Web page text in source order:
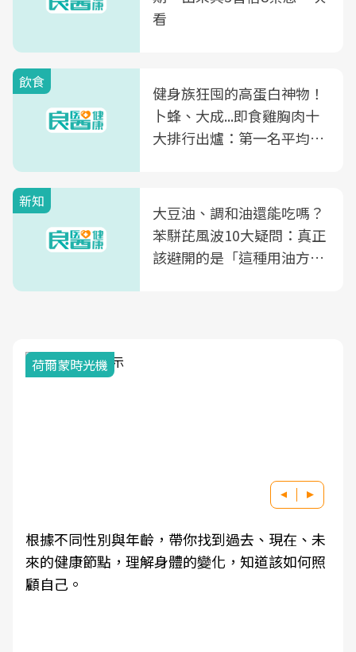
看
飲食
健身族狂囤的高蛋白神物！
卜蜂、大成...即食雞胸肉十
大排行出爐：第一名平均一
新知
大豆油、調和油還能吃嗎？
苯駢芘風波10大疑問：真正
該避開的是「這種用油方
荷爾蒙時光機
根據不同性別與年齡，帶你找到過去、現在、未
來的健康節點，理解身體的變化，知道該如何照
顧自己。